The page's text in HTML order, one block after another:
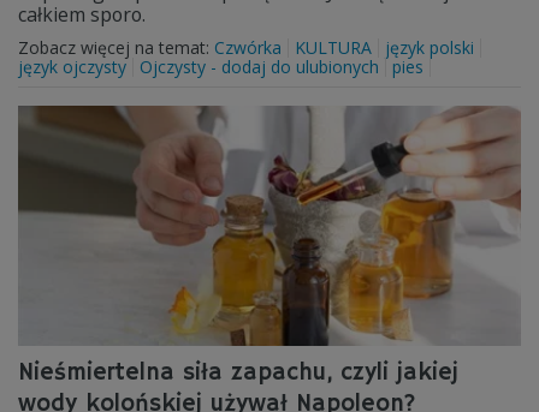
całkiem sporo.
Zobacz więcej na temat: Czwórka KULTURA
język polski
język ojczysty
Ojczysty - dodaj do ulubionych pies
Nieśmiertelna siła zapachu, czyli jakiej
wody kolońskiej używał Napoleon?